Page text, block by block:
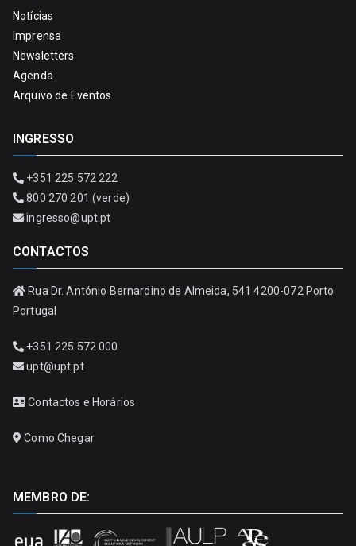
Notícias
Imprensa
Newsletters
Agenda
Arquivo de Eventos
INGRESSO
+351 225 572 222
800 270 201 (verde)
ingresso@upt.pt
CONTACTOS
Rua Dr. António Bernardino de Almeida, 541 4200-072 Porto
Portugal
+351 225 572 000
upt@upt.pt
Contactos e Horários
Como Chegar
MEMBRO DE: